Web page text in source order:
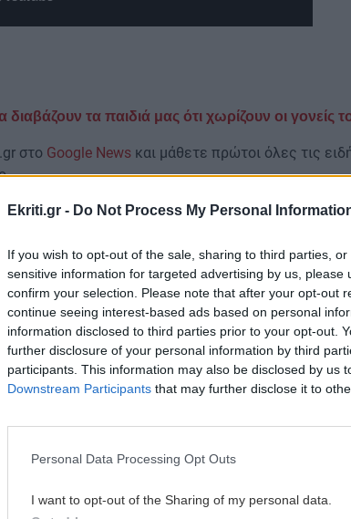
Ekriti.gr - Do Not Process My Personal
If you wish to opt-out of the sale, sharing to third parties,
sensitive information for targeted advertising by us, please
confirm your selection. Please note that after your opt-out
continue seeing interest-based ads based on personal
information disclosed to third parties prior to your opt-out.
further disclosure of your personal information by third
participants. This information may also be disclosed by us
Downstream Participants that may further disclose it to
Personal Data Processing Opt Outs
I want to opt-out of the Sharing of my personal data.
διαβάζουν τα παιδιά μας ότι χωρίζουν οι γονείς
στο Google News και μάθετε πρώτοι όλες τις
ΡΟΗ ΕΙΔΗΣΕΩΝ
Πώς θα
ΚΟΣΜΟΣ
Προκαλεί πάλι η Τουρκία: Ο
οφείλεται στον τουρκικό
Κρήτη: Οι βροχές δεν έφεραν